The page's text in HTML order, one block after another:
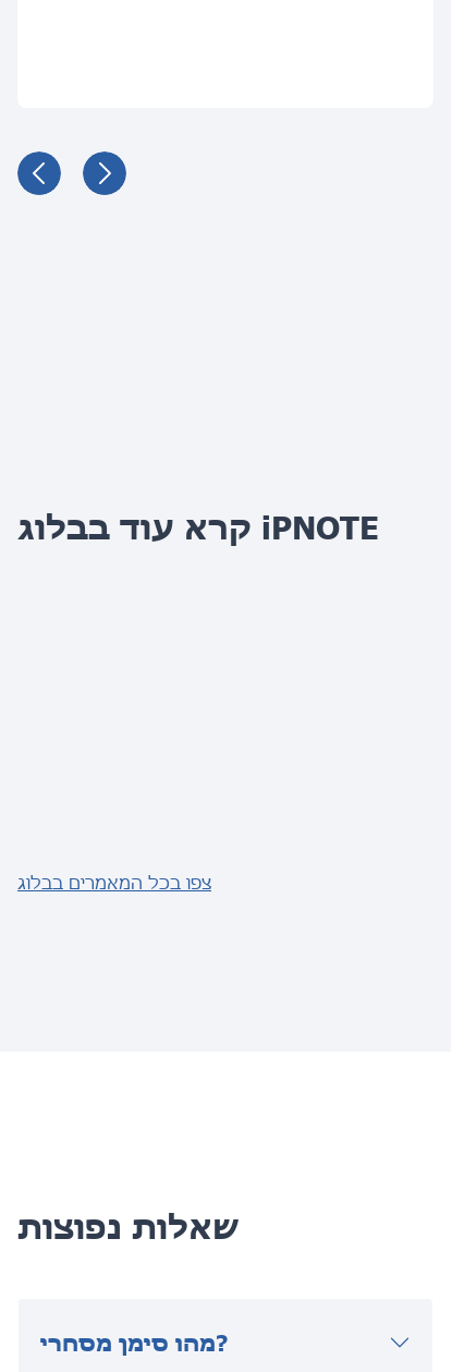
קרא עוד בבלוג iPNOTE
צפו בכל המאמרים בבלוג
שאלות נפוצות
מהו סימן מסחרי?